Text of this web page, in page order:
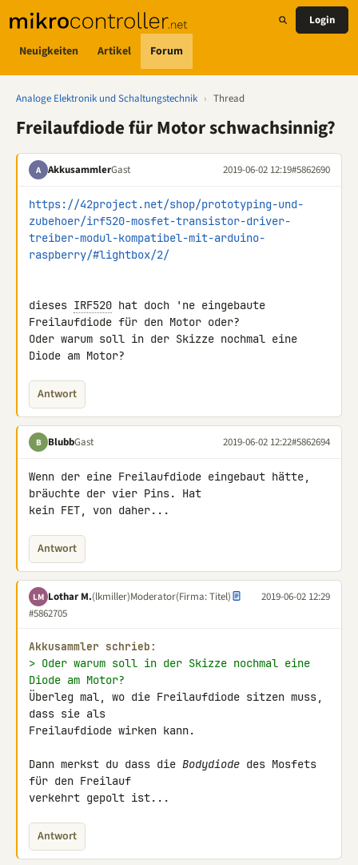
Neuigkeiten Artikel Forum
Login
Analoge Elektronik und Schaltungstechnik › Thread
Freilaufdiode für Motor schwachsinnig?
A AkkusammlerGast 2019-06-02 12:19#5862690
https://42project.net/shop/prototyping-und-
zubehoer/irf520-mosfet-transistor-driver-
treiber-modul-kompatibel-mit-arduino-
raspberry/#lightbox/2/
dieses IRF520 hat doch 'ne eingebaute
Freilaufdiode für den Motor oder?
Oder warum soll in der Skizze nochmal eine
Diode am Motor?
Antwort
B BlubbGast 2019-06-02 12:22#5862694
Wenn der eine Freilaufdiode eingebaut hätte,
bräuchte der vier Pins. Hat
kein FET, von daher...
Antwort
LM Lothar M.(lkmiller)Moderator(Firma: Titel)
2019-06-02 12:29
#5862705
Akkusammler schrieb:
> Oder warum soll in der Skizze nochmal eine
Diode am Motor?
Überleg mal, wo die Freilaufdiode sitzen muss,
dass sie als
Freilaufdiode wirken kann.
Dann merkst du dass die Bodydiode des Mosfets
für den Freilauf
verkehrt gepolt ist...
Antwort